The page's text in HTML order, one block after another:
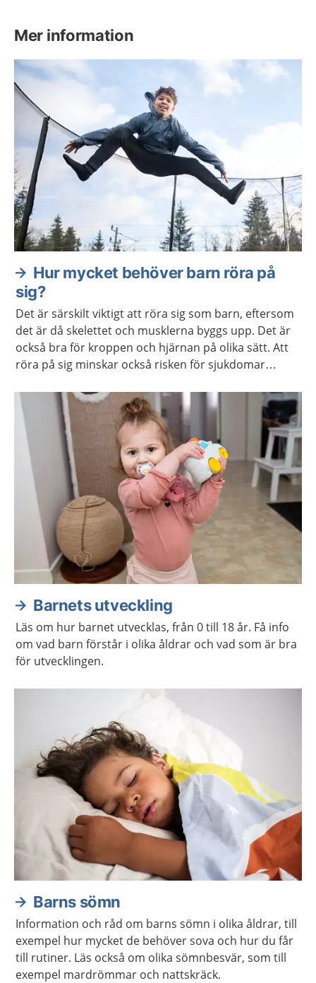
Mer information
Hur mycket behöver barn röra på
sig?
Det är särskilt viktigt att röra sig som barn, eftersom
det är då skelettet och musklerna byggs upp. Det är
också bra för kroppen och hjärnan på olika sätt. Att
röra på sig minskar också risken för sjukdomar
Barnets utveckling
Läs om hur barnet utvecklas, från 0 till 18 år. Få info
om vad barn förstår i olika åldrar och vad som är bra
för utvecklingen.
Barns sömn
Information och råd om barns sömn i olika åldrar, till
exempel hur mycket de behöver sova och hur du får
till rutiner. Läs också om olika sömnbesvär, som till
exempel mardrömmar och nattskräck.